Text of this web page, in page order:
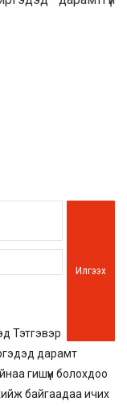
Илгээх
Тэтгэвэр
дарамт
гишүүн болохдоо
байгаадаа ичих